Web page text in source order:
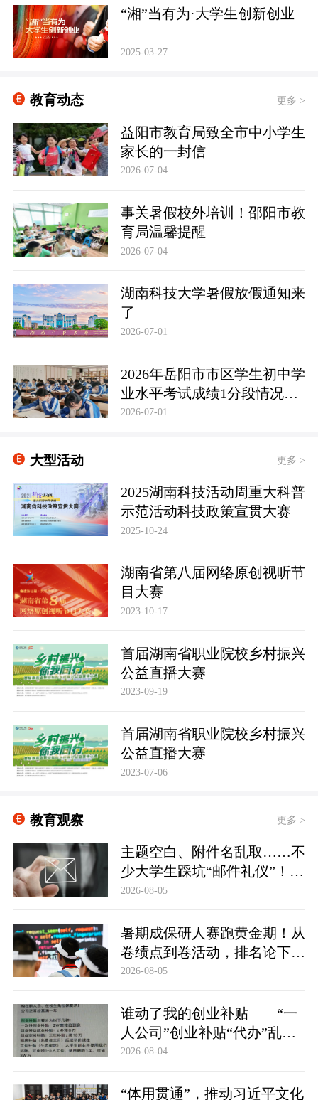
“湘”当有为·大学生创新创业
2025-03-27
教育动态 更多 >
益阳市教育局致全市中小学生
家长的一封信
2026-07-04
事关暑假校外培训！邵阳市教
育局温馨提醒
2026-07-04
湖南科技大学暑假放假通知来
了
2026-07-01
2026年岳阳市市区学生初中学
业水平考试成绩1分段情况统
计表
2026-07-01
大型活动 更多 >
2025湖南科技活动周重大科普
示范活动科技政策宣贯大赛
2025-10-24
湖南省第八届网络原创视听节
目大赛
2023-10-17
首届湖南省职业院校乡村振兴
公益直播大赛
2023-09-19
首届湖南省职业院校乡村振兴
公益直播大赛
2023-07-06
教育观察 更多 >
主题空白、附件名乱取……不
少大学生踩坑“邮件礼仪”！贴
士：求职邮件可以这么写
2026-08-05
暑期成保研人赛跑黄金期！从
卷绩点到卷活动，排名论下拧
紧发条的大学生
2026-08-05
谁动了我的创业补贴——“一
人公司”创业补贴“代办”乱象
透视
2026-08-04
“体用贯通”，推动习近平文化